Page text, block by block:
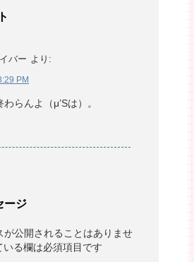
バー より:
PM
らんよ（μ’Sは）。
ージ
が公開されることはありませ
いる欄は必須項目です